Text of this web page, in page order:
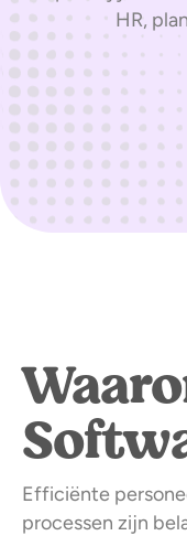
HR,
Efficiënte
processen zijn